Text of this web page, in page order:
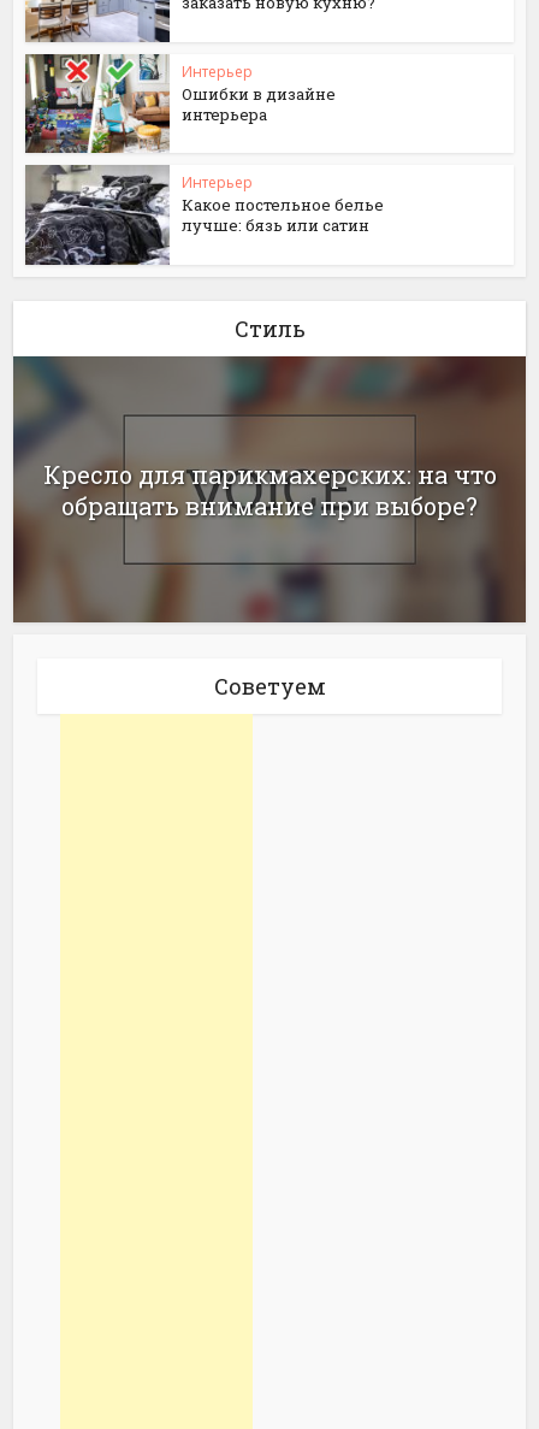
Интерьер
Ошибки в дизайне
интерьера
Интерьер
Какое постельное белье
лучше: бязь или сатин
Стиль
Кресло для парикмахерских: на что
обращать внимание при выборе?
Советуем